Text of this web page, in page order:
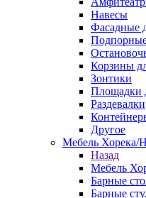
Навесы
Фасадные
Корзины
Зонтики
Площадки
Раздевалки
Другое
Мебель Хорека/
Назад
Мебель
Барные
Барные